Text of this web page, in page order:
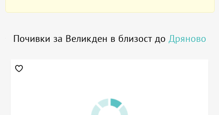
Почивки за Великден в близост до Дряново